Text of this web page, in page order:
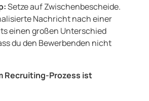
Setze auf Zwischenbescheide.
Nachricht nach einer
einen großen Unterschied
du den Bewerbenden nicht
Recruiting-Prozess ist